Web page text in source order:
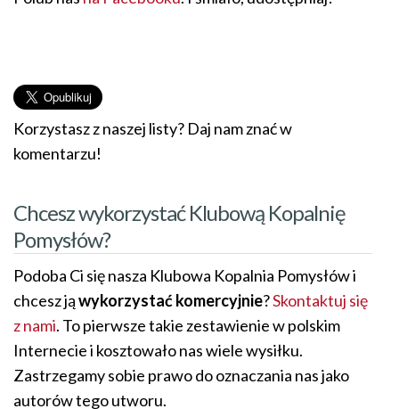
Korzystasz z naszej listy? Daj nam znać w
komentarzu!
Chcesz wykorzystać Klubową Kopalnię
Pomysłów?
Podoba Ci się nasza Klubowa Kopalnia Pomysłów i
chcesz jąwykorzystać komercyjnie?Skontaktuj się
z nami. To pierwsze takie zestawienie w polskim
Internecie i kosztowało nas wiele wysiłku.
Zastrzegamy sobie prawo do oznaczania nas jako
autorów tego utworu.